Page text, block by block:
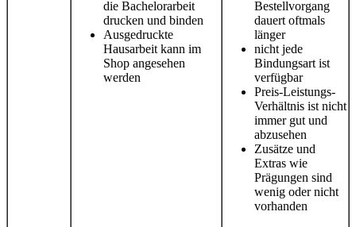
die Bachelorarbeit
drucken und binden
Ausgedruckte
Hausarbeit kann im
Shop angesehen
werden
Bestellvorgang
dauert oftmals
länger
nicht jede
Bindungsart ist
verfügbar
Preis-Leistungs-
Verhältnis ist nicht
immer gut und
abzusehen
Zusätze und
Extras wie
Prägungen sind
wenig oder nicht
vorhanden